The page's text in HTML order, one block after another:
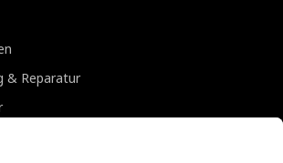
& Reparatur